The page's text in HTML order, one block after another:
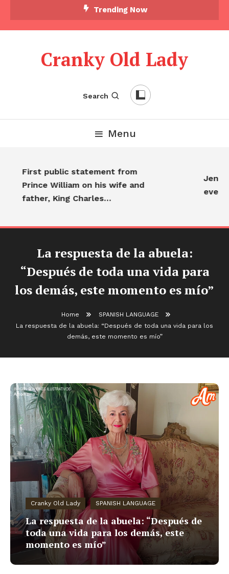
Trending Now
Cranky Old Lady
Search
Menu
First public statement from
Prince William on his wife and
father, King Charles…
La respuesta de la abuela:
“Después de toda una vida para
los demás, este momento es mío”
Home
SPANISH LANGUAGE
La respuesta de la abuela: “Después de toda una vida para los
demás, este momento es mío”
Cranky Old Lady SPANISH LANGUAGE
La respuesta de la abuela: “Después de
toda una vida para los demás, este
momento es mío”